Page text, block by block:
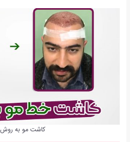
کاشت مو به روش SUT